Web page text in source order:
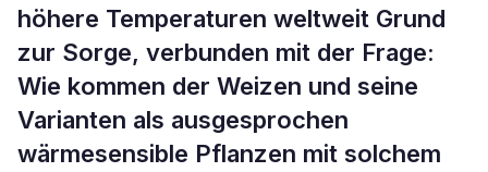
höhere Temperaturen weltweit Grund
zur Sorge, verbunden mit der Frage:
Wie kommen der Weizen und seine
Varianten als ausgesprochen
wärmesensible Pflanzen mit solchem